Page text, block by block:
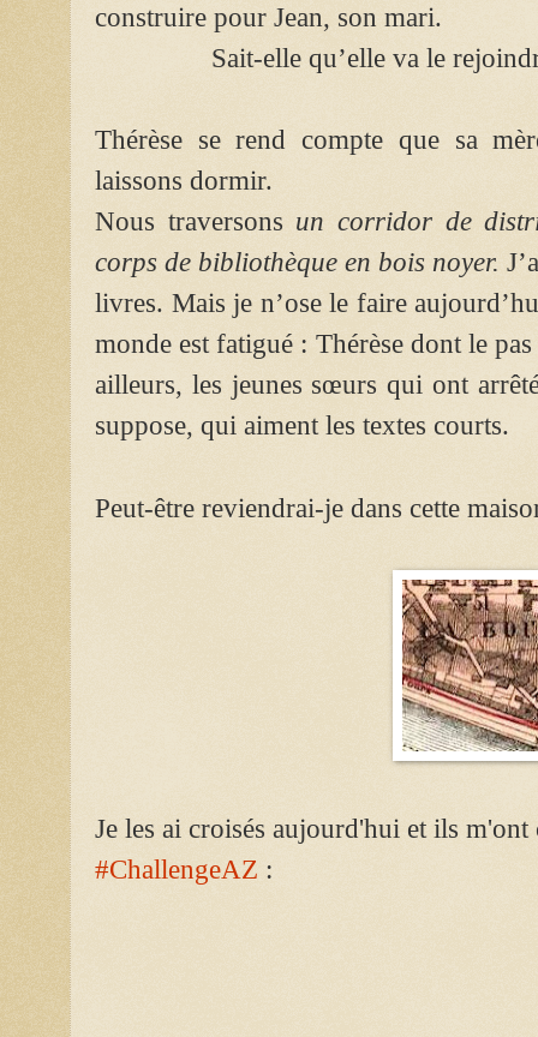
construire pour Jean, son mari.
Sait-elle qu’elle va le
Thérèse se rend compte que sa
laissons dormir.
Nous traversons un corridor de
corps de bibliothèque en bois noyer.
livres. Mais je n’ose le faire
monde est fatigué : Thérèse dont le
ailleurs, les jeunes sœurs qui ont
suppose, qui aiment les textes courts.
Peut-être reviendrai-je dans cette
Je les ai croisés aujourd'hui et ils
#ChallengeAZ :